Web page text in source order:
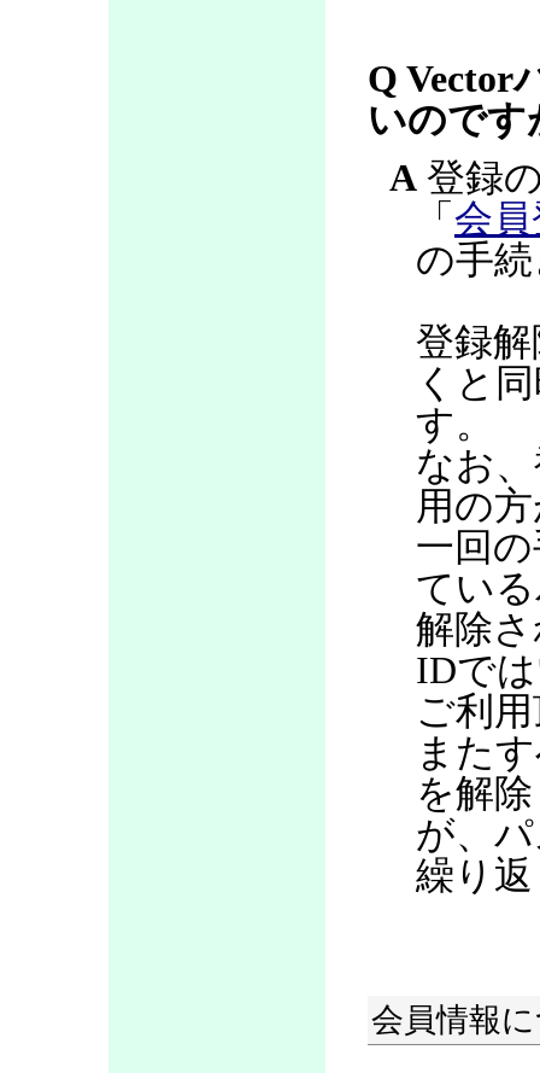
Q Vector
いのです
A 登録
「 会
の手
登録
くと
す。
なお
用の
一回
てい
解除
IDで
ご利
また
を解
が、
繰り
会員情報